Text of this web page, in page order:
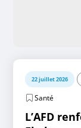
22 juillet 2026
Santé
L’AFD